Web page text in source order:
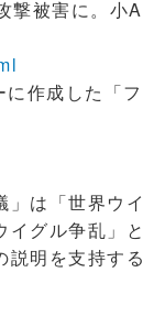
撃被害に。小A
作成した「フ
」は「世界ウイ
イグル争乱」と
説明を支持する